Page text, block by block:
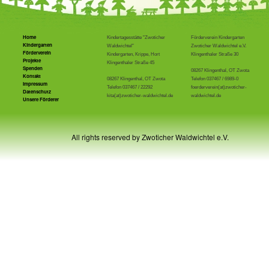
Home
Kindergarten
Förderverein
Projekte
Spenden
Kontakt
Impressum
Datenschutz
Unsere Förderer
Kindertagesstätte "Zwoticher
Waldwichtel"
Kindergarten, Krippe, Hort
Klingenthaler Straße 45
08267 Klingenthal, OT Zwota
Telefon 037467 / 22292
kita(at)zwoticher-waldwichtel.de
Förderverein Kindergarten
Zwoticher Waldwichtel e.V.
Klingenthaler Straße 30
08267 Klingenthal, OT Zwota
Telefon 037467 / 6989-0
foerderverein(at)zwoticher-
waldwichtel.de
All rights reserved by Zwoticher Waldwichtel e.V.